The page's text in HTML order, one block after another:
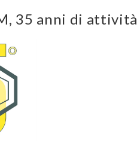
35 anni di attività